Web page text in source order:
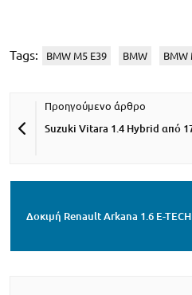
Tags: BMW M5 E39 BMW BMW
Suzuki Vitara 1.4 Hybrid από
Δοκιμή Renault Arkana 1.6 E-